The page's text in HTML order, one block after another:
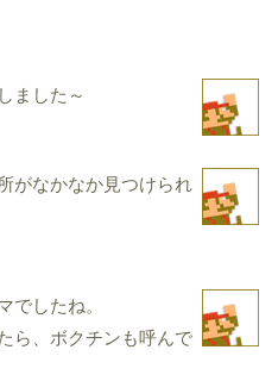
ました～
がなかなか見つけられ
でしたね。
ら、ボクチンも呼んで